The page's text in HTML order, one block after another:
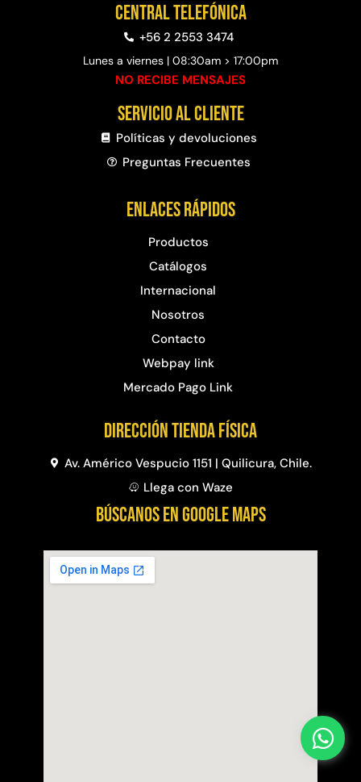
Central telefónica
+56 2 2553 3474
Lunes a viernes | 08:30am > 17:00pm
NO RECIBE MENSAJES
Servicio al cliente
Políticas y devoluciones
Preguntas Frecuentes​
Enlaces rápidos
Productos
Catálogos
Internacional
Nosotros
Contacto
Webpay link
Mercado Pago Link
Dirección Tienda física
Av. Américo Vespucio 1151 | Quilicura, Chile.
Llega con Waze
BÚSCANOS EN GOOGLE MAPS